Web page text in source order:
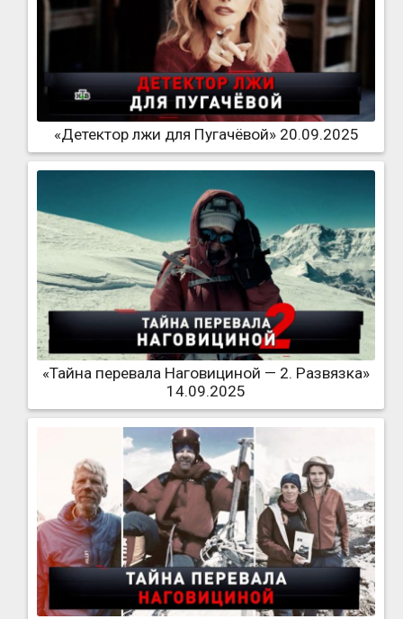
«Детектор лжи для Пугачёвой» 20.09.2025
«Тайна перевала Наговициной — 2. Развязка»
14.09.2025